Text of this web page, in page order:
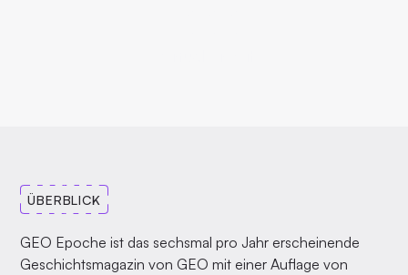
ÜBERBLICK
GEO Epoche ist das sechsmal pro Jahr erscheinende
Geschichtsmagazin von GEO mit einer Auflage von